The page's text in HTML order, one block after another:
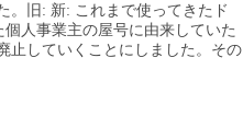
。旧: 新: これまで使ってきたド
個人事業主の屋号に由来していた
止していくことにしました。その